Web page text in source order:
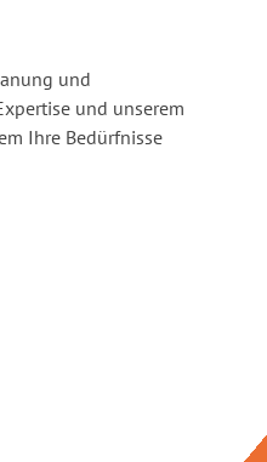
und
und unserem
Ihre Bedürfnisse